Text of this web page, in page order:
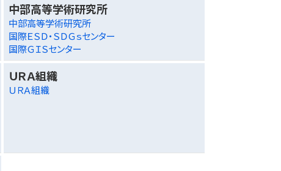
中部高等学術研究所
中部高等学術研究所
国際ＥＳＤ・ＳＤＧｓセンター
国際ＧＩＳセンター
ＵＲＡ組織
ＵＲＡ組織